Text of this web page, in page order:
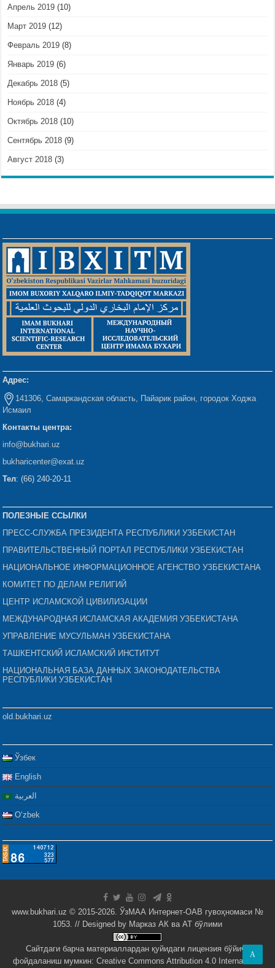
Апрель 2019 (10)
Март 2019 (12)
Февраль 2019 (8)
Январь 2019 (6)
Декабрь 2018 (5)
Ноябрь 2018 (4)
Октябрь 2018 (10)
Сентябрь 2018 (9)
Август 2018 (3)
Адрес:
141306, Самаркандская область, Пайарик район, городок Ходжа
Исмаил
Контакты центра:
info@bukhari.uz
bukharicenter@exat.uz
Тел: (66) 240-20-11
ПОЛЕЗНЫЕ ССЫЛКИ
ПРЕСС-СЛУЖБА ПРЕЗИДЕНТА РЕСПУБЛИКИ УЗБЕКИСТАН
ПРАВИТЕЛЬСТВЕННЫЙ ПОРТАЛ РЕСПУБЛИКИ УЗБЕКИСТАН
НАЦИОНАЛЬНОЕ ИНФОРМАЦИОННОЕ АГЕНСТВО УЗБЕКИСТАНА
КОМИТЕТ ПО ДЕЛАМ РЕЛИГИЙ
ЦЕНТР ИСЛАМСКОЙ ЦИВИЛИЗАЦИИ
МЕЖДУНАРОДНАЯ ИСЛАМСКАЯ АКАДЕМИЯ УЗБЕКИСТАНА
УПРАВЛЕНИЕ МУСУЛЬМАН УЗБЕКИСТАНА
ТАШКЕНТСКИЙ ИСЛАМСКИЙ ИНСТИТУТ
НАЦИОНАЛЬНАЯ БАЗА ДАННЫХ ЗАКОНОДАТЕЛЬСТВА
РЕСПУБЛИКИ УЗБЕКИСТАН
old.bukhari.uz
Ўзбек
English
العربية
Oʻzbek
www.bukhari.uz © 2015-2026. ЎзМАА Интернет-ОАВ гувоҳномаси №
1053. // Designed by Марказ АК ва АТ бўлими
Сайтдаги барча материаллардан қуйидаги лицензия бўйича
фойдаланиш мумкин: Creative Commons Attribution 4.0 International
A